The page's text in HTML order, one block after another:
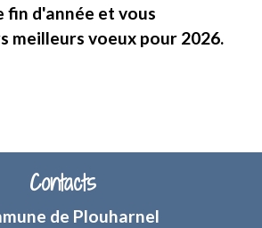
fin d'année et vous
meilleurs voeux pour 2026.
Contacts
de Plouharnel